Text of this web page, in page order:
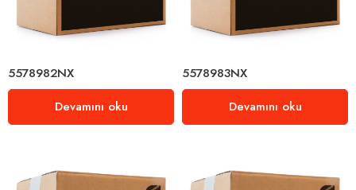
5578982NX
Devamını oku
5578983NX
Devamını oku